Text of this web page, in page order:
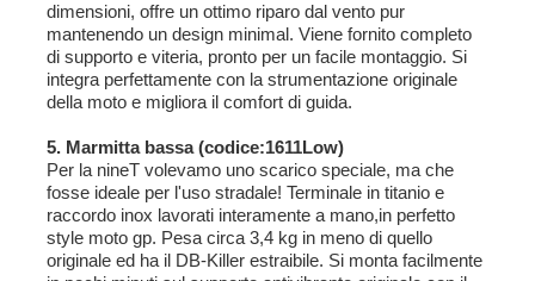
dimensioni, offre un ottimo riparo dal vento pur
mantenendo un design minimal. Viene fornito completo
di supporto e viteria, pronto per un facile montaggio. Si
integra perfettamente con la strumentazione originale
della moto e migliora il comfort di guida.
5. Marmitta bassa (codice:1611Low)
Per la nineT volevamo uno scarico speciale, ma che
fosse ideale per l'uso stradale! Terminale in titanio e
raccordo inox lavorati interamente a mano,in perfetto
style moto gp. Pesa circa 3,4 kg in meno di quello
originale ed ha il DB-Killer estraibile. Si monta facilmente